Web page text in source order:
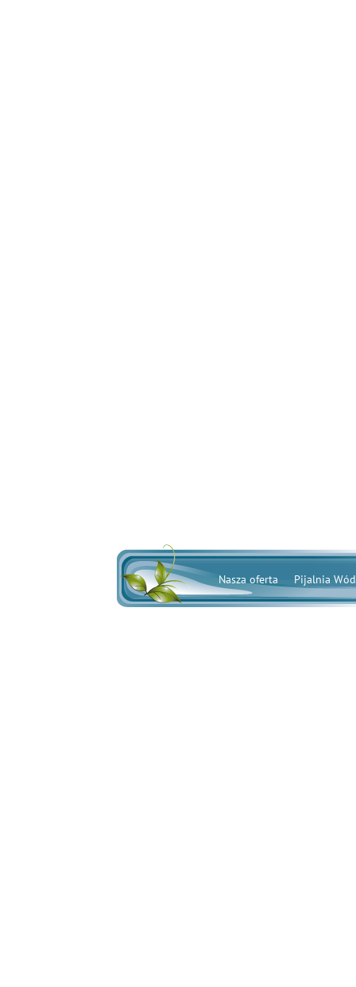
Nasza oferta Pijalnia Wód